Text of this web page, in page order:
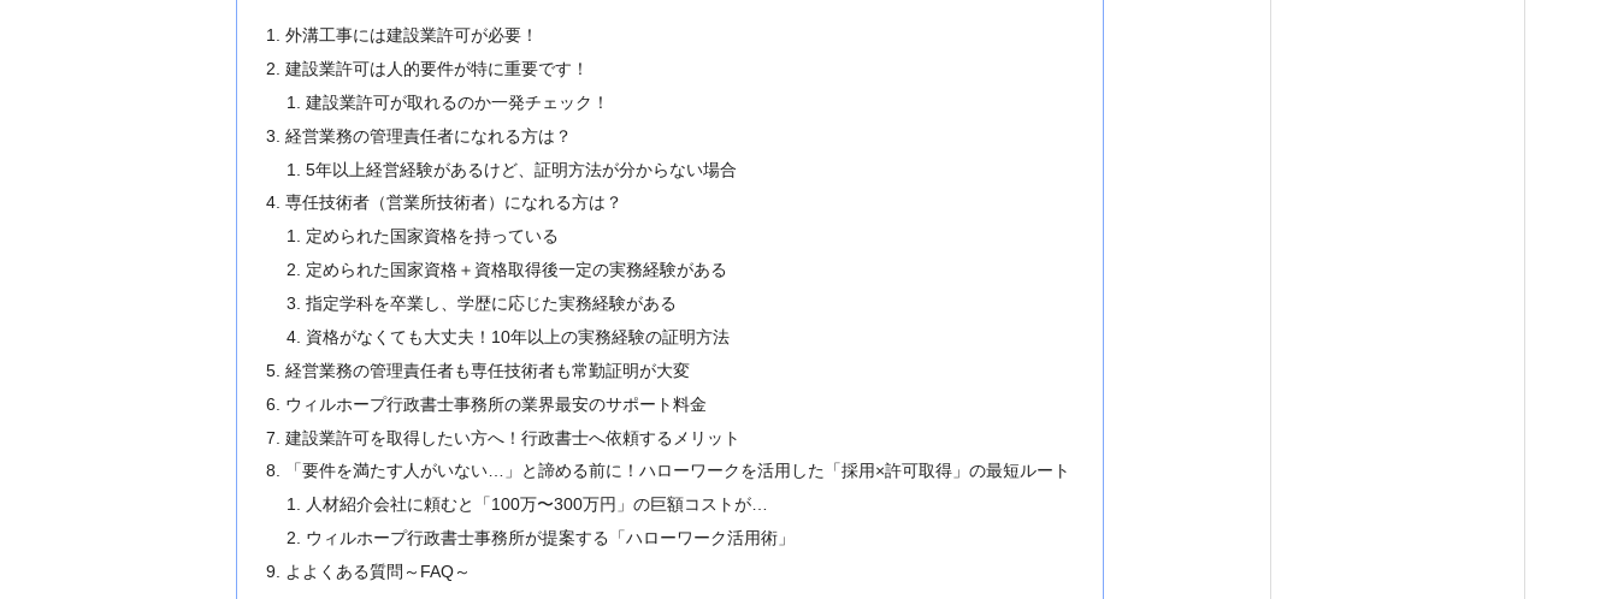
外溝工事には建設業許可が必要！
建設業許可は人的要件が特に重要です！
建設業許可が取れるのか一発チェック！
経営業務の管理責任者になれる方は？
5年以上経営経験があるけど、証明方法が分からない場合
専任技術者（営業所技術者）になれる方は？
定められた国家資格を持っている
定められた国家資格＋資格取得後一定の実務経験がある
指定学科を卒業し、学歴に応じた実務経験がある
資格がなくても大丈夫！10年以上の実務経験の証明方法
経営業務の管理責任者も専任技術者も常勤証明が大変
ウィルホープ行政書士事務所の業界最安のサポート料金
建設業許可を取得したい方へ！行政書士へ依頼するメリット
「要件を満たす人がいない…」と諦める前に！ハローワークを活用した「採用×許可取得」の最短ルート
人材紹介会社に頼むと「100万〜300万円」の巨額コストが…
ウィルホープ行政書士事務所が提案する「ハローワーク活用術」
よよくある質問～FAQ～